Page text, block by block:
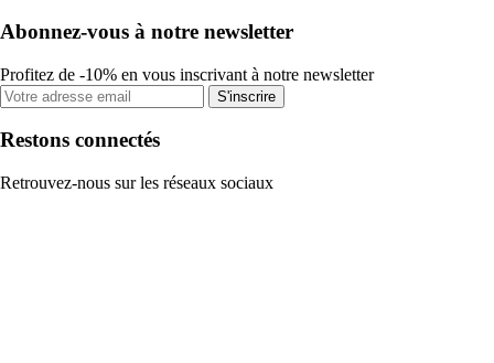
Abonnez-vous à notre newsletter
Profitez de -10% en vous inscrivant à notre newsletter
S'inscrire
Restons connectés
Retrouvez-nous sur les réseaux sociaux